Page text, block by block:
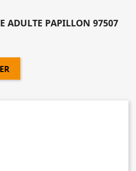
ADULTE PAPILLON 97507